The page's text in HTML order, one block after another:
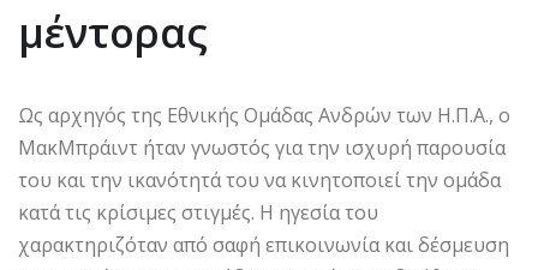
μέντορας
Ως αρχηγός της Εθνικής Ομάδας Ανδρών των Η.Π.Α., ο
ΜακΜπράιντ ήταν γνωστός για την ισχυρή παρουσία
του και την ικανότητά του να κινητοποιεί την ομάδα
κατά τις κρίσιμες στιγμές. Η ηγεσία του
χαρακτηριζόταν από σαφή επικοινωνία και δέσμευση